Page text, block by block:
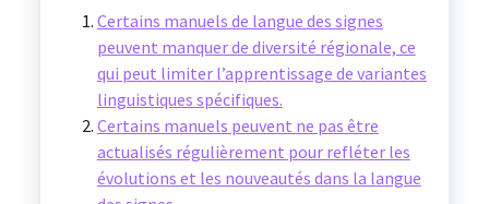
Certains manuels de langue des signes
peuvent manquer de diversité régionale, ce
qui peut limiter l’apprentissage de variantes
linguistiques spécifiques.
Certains manuels peuvent ne pas être
actualisés régulièrement pour refléter les
évolutions et les nouveautés dans la langue